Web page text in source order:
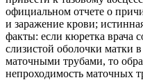
официальном отчете о
и заражение крови;
факты: если кюретка врача
слизистой оболочки матки
маточными трубами, то
непроходимость маточных